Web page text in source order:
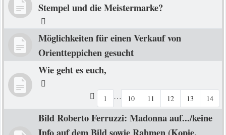
Stempel und die Meistermarke?
Möglichkeiten für einen Verkauf von
Orientteppichen gesucht
Wie geht es euch,
1 … 10 11 12 13 14
Bild Roberto Ferruzzi: Madonna auf.../keine